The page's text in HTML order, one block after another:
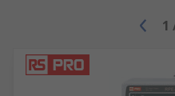
リニアと同じ方法で
し、DCを高周波ACに
イッチング電源は、
1